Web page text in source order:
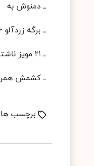
ــ دمنوش به
ــ برگه
ــ ۲۱ مویز ناشتا
ــ کشمش
برچسب